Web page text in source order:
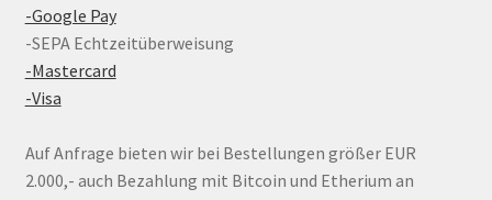
-Google Pay
-SEPA Echtzeitüberweisung
-Mastercard
-Visa
Auf Anfrage bieten wir bei Bestellungen größer EUR
2.000,- auch Bezahlung mit Bitcoin und Etherium an